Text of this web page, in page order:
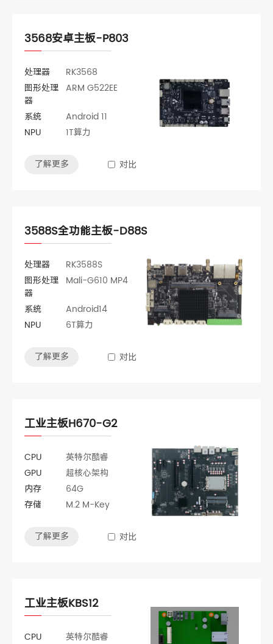
3568安卓主板-P803
处理器
RK3568
图形处理
器
ARM G522EE
系统
Android 11
NPU
1T算力
了解更多 对比
3588S全功能主板-D88S
处理器
RK3588S
图形处理
器
Mali-G610 MP4
系统
Android14
NPU
6T算力
了解更多 对比
工业主板H670-G2
CPU
英特尔酷睿
GPU
超核心架构
内存
64G
存储
M.2 M-Key
了解更多 对比
工业主板KBS12
CPU
英特尔酷睿